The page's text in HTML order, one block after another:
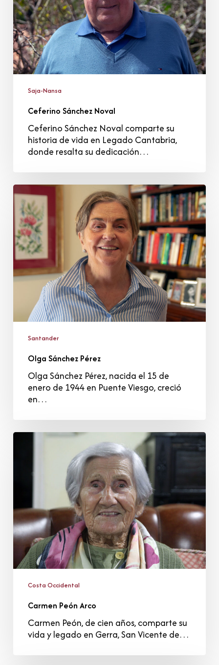
Saja-Nansa
Ceferino Sánchez Noval
Ceferino Sánchez Noval comparte su
historia de vida en Legado Cantabria,
donde resalta su dedicación…
Olga
Sánchez
Pérez
Santander
Olga Sánchez Pérez
Olga Sánchez Pérez, nacida el 15 de
enero de 1944 en Puente Viesgo, creció
en…
Carmen
Costa Occidental
Carmen Peón Arco
Carmen Peón, de cien años, comparte su
vida y legado en Gerra, San Vicente de…